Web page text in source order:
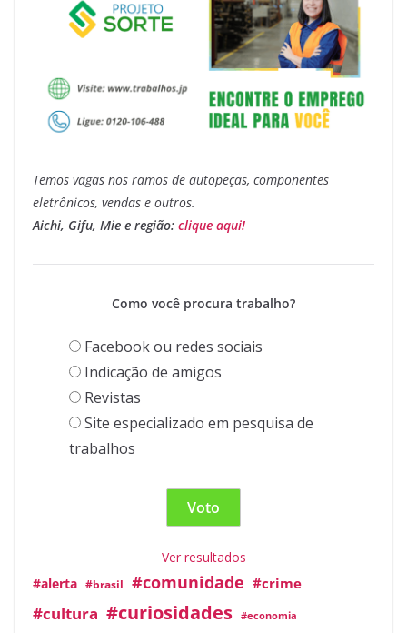
Temos vagas nos ramos de autopeças, componentes
eletrônicos, vendas e outros.
Aichi, Gifu, Mie e região: clique aqui!
Como você procura trabalho?
Facebook ou redes sociais
Indicação de amigos
Revistas
Site especializado em pesquisa de
trabalhos
Ver resultados
#alerta #brasil #comunidade #crime
#cultura #curiosidades #economia